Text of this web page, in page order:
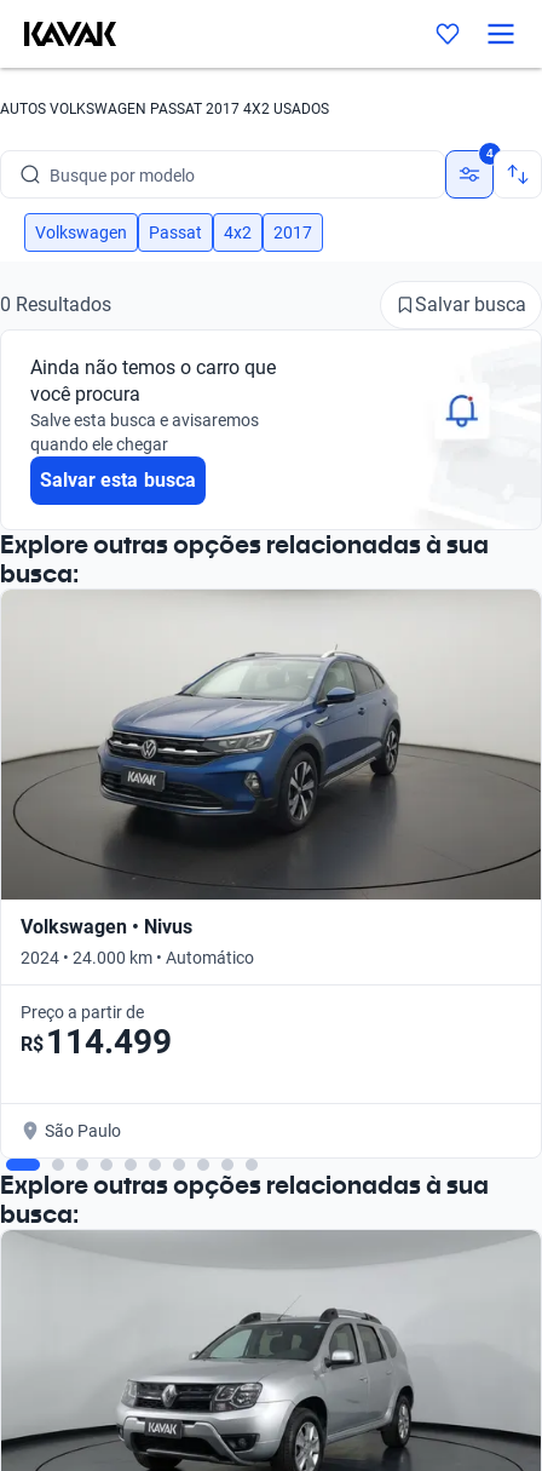
AUTOS VOLKSWAGEN PASSAT 2017 4X2 USADOS
Busque por modelo
Busque por versão
Busque por marca
Busque por modelo
Busque por versão
4
Volkswagen Passat 4x2 2017
0 Resultados Salvar busca
Ainda não temos o carro que
você procura
Salve esta busca e avisaremos
quando ele chegar
Salvar esta busca
Explore outras opções relacionadas à sua
busca:
Volkswagen • Nivus
2024 • 24.000 km • Automático
Preço a partir de
R$ 114.499
São Paulo
Explore outras opções relacionadas à sua
busca: